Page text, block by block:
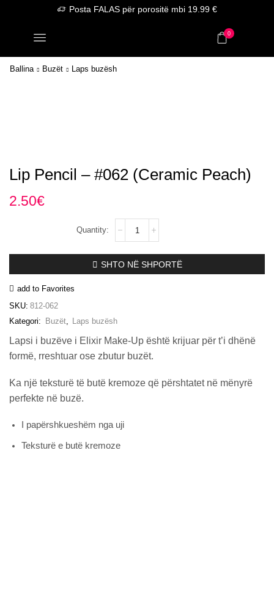
Posta FALAS për porositë mbi 19.99 €
0
Ballina Buzët Laps buzësh
Lip Pencil – #062 (Ceramic Peach)
2.50€
Pencil
#062
(Ceramic
SHTO NË SHPORTË
add to Favorites
SKU: 812-062
Kategori:
Buzët, Laps buzësh
Lapsi i buzëve i Elixir Make-Up është krijuar për t’i dhënë
formë, rreshtuar ose zbutur buzët.
Ka një teksturë të butë kremoze që përshtatet në mënyrë
perfekte në buzë.
I papërshkueshëm nga uji
Teksturë e butë kremoze